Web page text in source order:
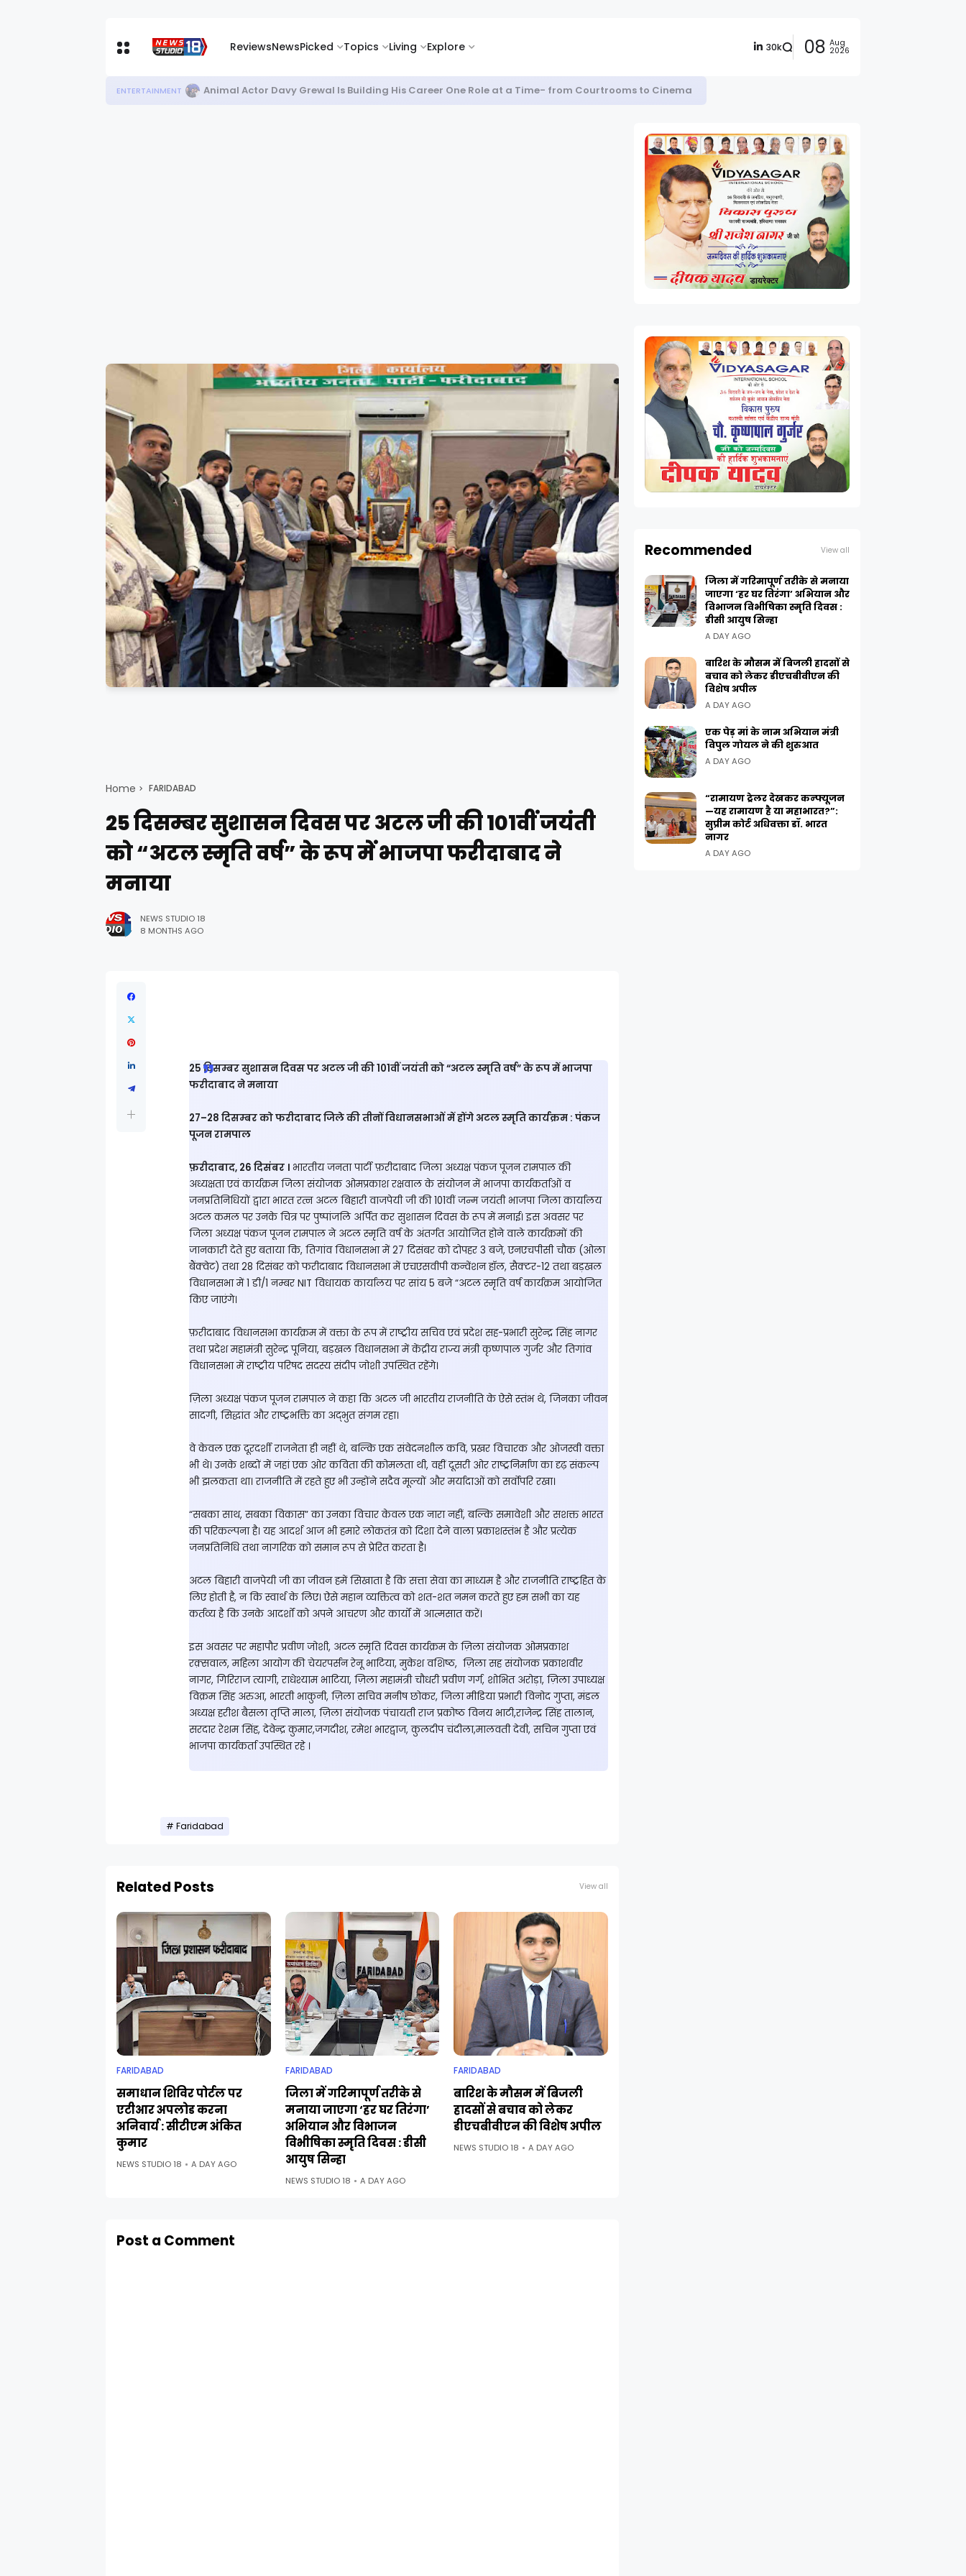
ReviewsNewsPicked Topics Living Explore 30k 08 Aug
2026
ENTERTAINMENT Animal Actor Davy Grewal Is Building His Career One Role at a Time- from Courtrooms to Cinema
Home FARIDABAD
25 दिसम्बर सुशासन दिवस पर अटल जी की 101वीं जयंती
को “अटल स्मृति वर्ष” के रूप में भाजपा फरीदाबाद ने
मनाया
NEWS STUDIO 18
8 MONTHS AGO
25 दिसम्बर सुशासन दिवस पर अटल जी की 101वीं जयंती को “अटल स्मृति वर्ष” के रूप में भाजपा
फरीदाबाद ने मनाया
27–28 दिसम्बर को फरीदाबाद जिले की तीनों विधानसभाओं में होंगे अटल स्मृति कार्यक्रम : पंकज
पूजन रामपाल
फ़रीदाबाद, 26 दिसंबर । भारतीय जनता पार्टी फ़रीदाबाद जिला अध्यक्ष पंकज पूजन रामपाल की
अध्यक्षता एवं कार्यक्रम जिला संयोजक ओमप्रकाश रक्षवाल के संयोजन में भाजपा कार्यकर्ताओं व
जनप्रतिनिधियों द्वारा भारत रत्न अटल बिहारी वाजपेयी जी की 101वीं जन्म जयंती भाजपा जिला कार्यालय
अटल कमल पर उनके चित्र पर पुष्पांजलि अर्पित कर सुशासन दिवस के रूप में मनाई। इस अवसर पर
जिला अध्यक्ष पंकज पूजन रामपाल ने अटल स्मृति वर्ष के अंतर्गत आयोजित होने वाले कार्यक्रमों की
जानकारी देते हुए बताया कि, तिगांव विधानसभा में 27 दिसंबर को दोपहर 3 बजे, एनएचपीसी चौक (ओला
बैंक्वेट) तथा 28 दिसंबर को फरीदाबाद विधानसभा में एचएसवीपी कन्वेंशन हॉल, सैक्टर-12 तथा बड़खल
विधानसभा में 1 डी/1 नम्बर NIT विधायक कार्यालय पर सांय 5 बजे “अटल स्मृति वर्ष कार्यक्रम आयोजित
किए जाएंगे।
फ़रीदाबाद विधानसभा कार्यक्रम में वक्ता के रूप में राष्ट्रीय सचिव एवं प्रदेश सह-प्रभारी सुरेन्द्र सिंह नागर
तथा प्रदेश महामंत्री सुरेन्द्र पूनिया, बड़खल विधानसभा में केंद्रीय राज्य मंत्री कृष्णपाल गुर्जर और तिगांव
विधानसभा में राष्ट्रीय परिषद सदस्य संदीप जोशी उपस्थित रहेंगे।
ज़िला अध्यक्ष पंकज पूजन रामपाल ने कहा कि अटल जी भारतीय राजनीति के ऐसे स्तंभ थे, जिनका जीवन
सादगी, सिद्धांत और राष्ट्रभक्ति का अद्भुत संगम रहा।
वे केवल एक दूरदर्शी राजनेता ही नहीं थे, बल्कि एक संवेदनशील कवि, प्रखर विचारक और ओजस्वी वक्ता
भी थे। उनके शब्दों में जहां एक ओर कविता की कोमलता थी, वहीं दूसरी ओर राष्ट्रनिर्माण का दृढ़ संकल्प
भी झलकता था। राजनीति में रहते हुए भी उन्होंने सदैव मूल्यों और मर्यादाओं को सर्वोपरि रखा।
“सबका साथ, सबका विकास” का उनका विचार केवल एक नारा नहीं, बल्कि समावेशी और सशक्त भारत
की परिकल्पना है। यह आदर्श आज भी हमारे लोकतंत्र को दिशा देने वाला प्रकाशस्तंभ है और प्रत्येक
जनप्रतिनिधि तथा नागरिक को समान रूप से प्रेरित करता है।
अटल बिहारी वाजपेयी जी का जीवन हमें सिखाता है कि सत्ता सेवा का माध्यम है और राजनीति राष्ट्रहित के
लिए होती है, न कि स्वार्थ के लिए। ऐसे महान व्यक्तित्व को शत-शत नमन करते हुए हम सभी का यह
कर्तव्य है कि उनके आदर्शों को अपने आचरण और कार्यों में आत्मसात करें।
इस अवसर पर महापौर प्रवीण जोशी, अटल स्मृति दिवस कार्यक्रम के ज़िला संयोजक ओमप्रकाश
रक़्सवाल, महिला आयोग की चेयरपर्सन रेनू भाटिया, मुकेश वशिष्ठ, ज़िला सह संयोजक प्रकाशवीर
नागर, गिरिराज त्यागी, राधेश्याम भाटिया, ज़िला महामंत्री चौधरी प्रवीण गर्ग, शोभित अरोड़ा, ज़िला उपाध्यक्ष
विक्रम सिंह अरुआ, भारती भाकुनी, ज़िला सचिव मनीष छोकर, जिला मीडिया प्रभारी विनोद गुप्ता, मंडल
अध्यक्ष हरीश बैसला तृप्ति माला, ज़िला संयोजक पंचायती राज प्रकोष्ठ विनय भाटी,राजेन्द्र सिंह तालान,
सरदार रेशम सिंह, देवेन्द्र कुमार,जगदीश, रमेश भारद्वाज, कुलदीप चंदीला,मालवती देवी, सचिन गुप्ता एवं
भाजपा कार्यकर्ता उपस्थित रहे ।
Faridabad
Related Posts View all
FARIDABAD
समाधान शिविर पोर्टल पर
एटीआर अपलोड करना
अनिवार्य : सीटीएम अंकित
कुमार
NEWS STUDIO 18 A DAY AGO
FARIDABAD
जिला में गरिमापूर्ण तरीके से
मनाया जाएगा ‘हर घर तिरंगा’
अभियान और विभाजन
विभीषिका स्मृति दिवस : डीसी
आयुष सिन्हा
NEWS STUDIO 18 A DAY AGO
FARIDABAD
बारिश के मौसम में बिजली
हादसों से बचाव को लेकर
डीएचबीवीएन की विशेष अपील
NEWS STUDIO 18 A DAY AGO
Post a Comment
Recommended View all
जिला में गरिमापूर्ण तरीके से मनाया
जाएगा ‘हर घर तिरंगा’ अभियान और
विभाजन विभीषिका स्मृति दिवस :
डीसी आयुष सिन्हा
A DAY AGO
बारिश के मौसम में बिजली हादसों से
बचाव को लेकर डीएचबीवीएन की
विशेष अपील
A DAY AGO
एक पेड़ मां के नाम अभियान मंत्री
विपुल गोयल ने की शुरुआत
A DAY AGO
“रामायण ट्रेलर देखकर कन्फ्यूजन
—यह रामायण है या महाभारत?”:
सुप्रीम कोर्ट अधिवक्ता डॉ. भारत
नागर
A DAY AGO